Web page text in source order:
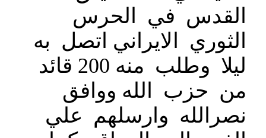
القدس في الحرس
الثوري الايراني اتصل به
ليلا وطلب منه 200 قائد
من حزب الله ووافق
نصرالله وارسلهم علي